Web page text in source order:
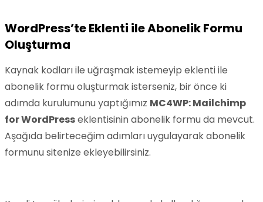
WordPress’te Eklenti ile Abonelik Formu
Oluşturma
Kaynak kodları ile uğraşmak istemeyip eklenti ile
abonelik formu oluşturmak isterseniz, bir önce ki
adımda kurulumunu yaptığımız MC4WP: Mailchimp
for WordPresseklentisinin abonelik formu da mevcut.
Aşağıda belirteceğim adımları uygulayarak abonelik
formunu sitenize ekleyebilirsiniz.